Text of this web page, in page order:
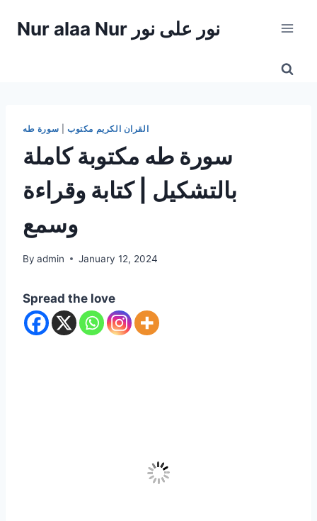
Nur alaa Nur نور على نور
القران الكريم مكتوب سورة طه
سورة طه مكتوبة كاملة
بالتشكيل | كتابة وقراءة
وسمع
By admin January 12, 2024
Spread the love